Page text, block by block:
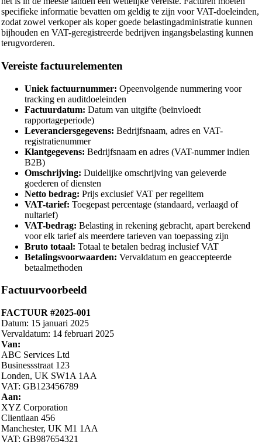
specifieke informatie bevatten om geldig te zijn voor VAT-doeleinden,
zodat zowel verkoper als koper goede belastingadministratie kunnen
bijhouden en VAT-geregistreerde bedrijven ingangsbelasting kunnen
terugvorderen.
Vereiste factuurelementen
Uniek factuurnummer: Opeenvolgende nummering voor
tracking en auditdoeleinden
Factuurdatum: Datum van uitgifte (beïnvloedt
rapportageperiode)
Leveranciersgegevens: Bedrijfsnaam, adres en VAT-
registratienummer
Klantgegevens: Bedrijfsnaam en adres (VAT-nummer indien
B2B)
Omschrijving: Duidelijke omschrijving van geleverde
goederen of diensten
Netto bedrag: Prijs exclusief VAT per regelitem
VAT-tarief: Toegepast percentage (standaard, verlaagd of
nultarief)
VAT-bedrag: Belasting in rekening gebracht, apart berekend
voor elk tarief als meerdere tarieven van toepassing zijn
Bruto totaal: Totaal te betalen bedrag inclusief VAT
Betalingsvoorwaarden: Vervaldatum en geaccepteerde
betaalmethoden
Factuurvoorbeeld
FACTUUR #2025-001
Datum: 15 januari 2025
Vervaldatum: 14 februari 2025
Van:
ABC Services Ltd
Businessstraat 123
Londen, UK SW1A 1AA
VAT: GB123456789
Aan:
XYZ Corporation
Clientlaan 456
Manchester, UK M1 1AA
VAT: GB987654321